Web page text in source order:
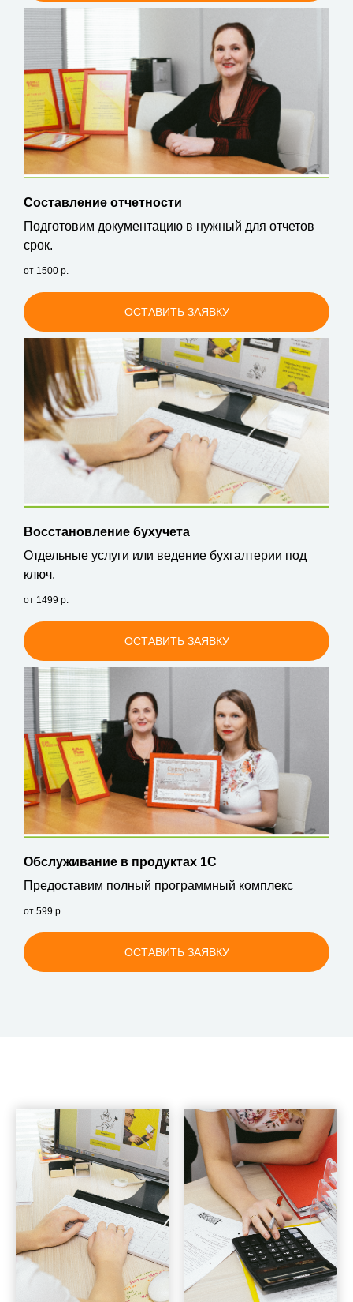
Составление отчетности
Подготовим документацию в нужный для отчетов
срок.
от 1500 р.
ОСТАВИТЬ ЗАЯВКУ
Восстановление бухучета
Отдельные услуги или ведение бухгалтерии под
ключ.
от 1499 р.
ОСТАВИТЬ ЗАЯВКУ
Обслуживание в продуктах 1С
Предоставим полный программный комплекс
от 599 р.
ОСТАВИТЬ ЗАЯВКУ